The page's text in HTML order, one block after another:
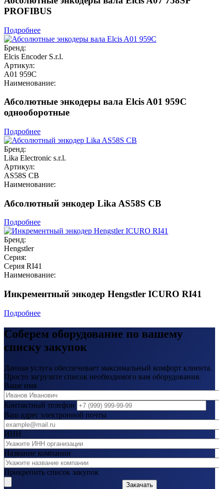
PROFIBUS
Подробнее
Бренд:
Elcis Encoder S.r.l.
Артикул:
A01 959C
Наименование:
Абсолютные энкодеры вала Elcis A01 959C
однооборотные
Подробнее
Бренд:
Lika Electronic s.r.l.
Артикул:
AS58S CB
Наименование:
Абсолютный энкодер Lika AS58S CB
Подробнее
Бренд:
Hengstler
Серия:
Серия RI41
Наименование:
Инкрементный энкодер Hengstler ICURO RI41
Подробнее
Соберем оборудование по вашему
списку закупок
Данная услуга обеспечивает максимальный комфорт клиента.
Просто загрузите список необходимого вам оборудования.
Ваше имя
Контактный телефон
Ваш адрес электронной почты
ИНН
Название компании
Прикрепить список закупок
Закачать